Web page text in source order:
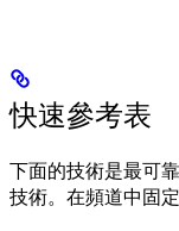
快速參考表
下面的技術是最可
技術。在頻道中固